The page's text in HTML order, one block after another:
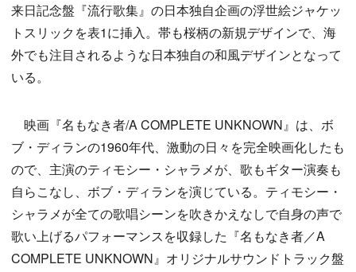
来日記念盤『流行歌集』の日本独自企画の浮世絵ジャケッ
トスリックを表1に挿入。帯も桜柄の新規デザインで、海
外でも注目されるような日本独自の和風デザインとなって
いる。
映画『名もなき者/A COMPLETE UNKNOWN』は、ボ
ブ・ディランの1960年代、激動の日々を完全映画化したも
ので、主演のティモシー・シャラメが、歌もギター演奏も
自らこなし、ボブ・ディランを演じている。ティモシー・
シャラメが全ての歌唱シーンを吹きかえなしで自身の声で
歌い上げるパフォーマンスを収録した『名もなき者／A
COMPLETE UNKNOWN』オリジナルサウンドトラック盤